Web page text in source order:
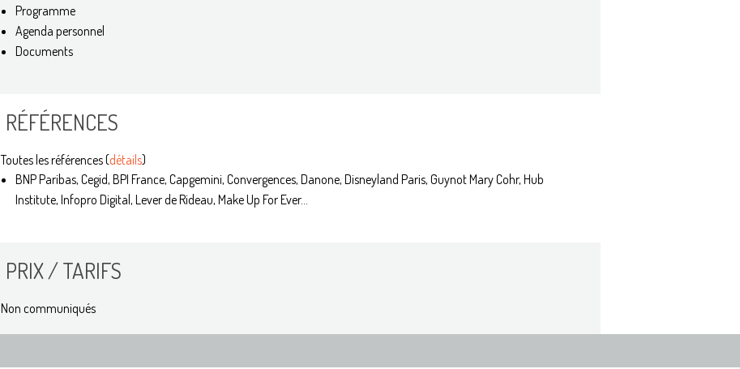
Programme
Agenda personnel
Documents
RÉFÉRENCES
Toutes les références (détails)
BNP Paribas, Cegid, BPI France, Capgemini, Convergences, Danone, Disneyland Paris, Guynot Mary Cohr, Hub
Institute, Infopro Digital, Lever de Rideau, Make Up For Ever...
PRIX / TARIFS
Non communiqués